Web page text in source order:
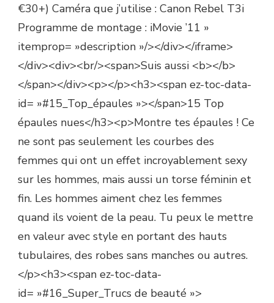
€30+) Caméra que j’utilise : Canon Rebel T3i
Programme de montage : iMovie ’11 »
itemprop= »description »/></div></iframe>
</div><div><br/><span>Suis aussi <b></b>
</span></div><p></p><h3><span ez-toc-data-
id= »#15_Top_épaules »></span>15 Top
épaules nues</h3><p>Montre tes épaules ! Ce
ne sont pas seulement les courbes des
femmes qui ont un effet incroyablement sexy
sur les hommes, mais aussi un torse féminin et
fin. Les hommes aiment chez les femmes
quand ils voient de la peau. Tu peux le mettre
en valeur avec style en portant des hauts
tubulaires, des robes sans manches ou autres.
</p><h3><span ez-toc-data-
id= »#16_Super_Trucs de beauté »>